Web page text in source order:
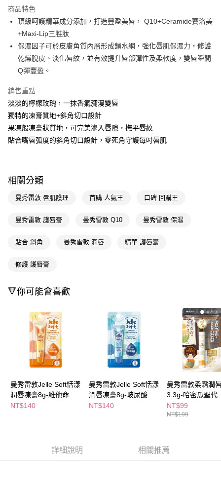
街口支付
悠遊付
Google Pay
AFTEE先享後付
【關於「AFTEE先享後付」】
AFTEE先享後付是「在收到商品之後才付款」的支付方式。 讓您購物簡單
１．簡單：不需註冊會員、不需綁卡、不需儲值。
２．便利：只要手機號碼，簡訊認證，即可結帳。
３．安心：先確認商品／服務後，再付款。
２．訂單成立數日內，您將收到繳費通知簡訊。
ATM／網路銀行／等多元方式進行付款，方視為交易完成。
購買商品的店家。未經商家同意取消之訂單仍視為有效，需透過AFTEE先享
後付繳納相關費用。
是否繳費成功／繳費後需取消欲退款等相關疑問，請聯繫「AFTEE先享後付
【注意事項】
易，需依本服務之必要範圍內提供個人資料，並將交易相關給付款項請求債
權轉讓予恩沛科技股份有限公司。
https://aftee.tw/terms/#terms3
３．未成年的使用者請事先徵得法定代理人或監護人之同意方可使用
「AFTEE先享後付」，若未經同意申辦者引起之損失，本公司不負相關責
４．使用「AFTEE先享後付」時，將依據個別帳號之用戶狀況，依本公司即
時審查核予不同之上限額度；若仍有額度不足之情形，本公司將視審查結果
請求用戶進行身份認證。
恩沛科技股份有限公司將有權停止該用戶之使用額度並採取法律行動。
即享券
運送方式
全家取貨付款
每筆NT$65，滿NT$390(含以上)免運費
萊爾富取貨付款
每筆NT$65，滿NT$490(含以上)免運費
每筆NT$65，滿NT$490(含以上)免運費
7-11取貨付款
付款後7-11取貨
每筆NT$65，滿NT$490(含以上)免運費
宅配(本島)
每筆NT$100，滿NT$790(含以上)免運費
付款後寶雅門市自取(由倉庫統一出貨)
商品特色
頂級呵護精華成分添加，打造豐盈美唇， Q10+Ceramide賽洛美
+Maxi-Lip三胜肽
保濕因子可於皮膚角質內層形成鎖水網，強化唇肌保濕力，修護
乾燥脫皮、淡化唇紋，並有效提升唇部彈性及柔軟度，雙唇瞬間
Q彈豐盈。
銷售重點
淡淡的檸檬玫瑰，一抹香氣瀰漫雙唇
獨特的凍膏質地+斜角切口設計
果凍般凍膏狀質地，可完美滲入唇隙，撫平唇紋
貼合嘴唇弧度的斜角切口設計，零死角守護每吋唇肌
相關分類
曼秀雷敦 唇肌護理 首購 人氣王 口碑 回購王
曼秀雷敦 護唇膏 曼秀雷敦 Q10 曼秀雷敦 保濕
貼合 斜角 曼秀雷敦 潤唇 精華 護唇膏
修護 護唇膏
🔻你可能會喜歡
曼秀雷敦Jelle Soft恬漾
潤唇凍膏8g-維他命
NT$140
曼秀雷敦Jelle Soft恬漾
潤唇凍膏8g-玻尿酸
NT$140
曼秀雷敦柔霜潤
3.3g-哈密瓜聖代
NT$99
NT$199
詳細說明 相關推薦